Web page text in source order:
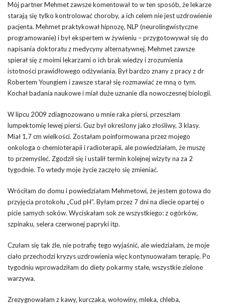
Mój partner Mehmet zawsze komentował to w ten sposób, że lekarze
starają się tylko kontrolować choroby, a ich celem nie jest uzdrowienie
pacjenta. Mehmet praktykował hipnozę, NLP (neurolingwistyczne
programowanie) i był ekspertem w żywieniu – przygotowywał się do
napisania doktoratu z medycyny alternatywnej. Mehmet zawsze
spierał się z moimi lekarzami o ich brak wiedzy i zrozumienia
istotności prawidłowego odżywiania. Był bardzo znany z pracy z dr
Robertem Youngiem i zawsze starał się rozmawiać ze mną o tym.
Kochał badania naukowe i miał duże uznanie dla nowoczesnej biologii.
W lipcu 2009 zdiagnozowano u mnie raka piersi, przeszłam
lumpektomię lewej piersi. Guz był określony jako złośliwy, 3 klasy.
Miał 1,7 cm wielkości. Zostałam poinformowana przez mojego
onkologa o chemioterapii i radioterapii, ale powiedziałam, że muszę
to przemyśleć. Zgodził się i ustalił termin kolejnej wizyty na za 2
tygodnie. To wtedy moje życie zaczęło się zmieniać.
Wróciłam do domu i powiedziałam Mehmetowi, że jestem gotowa do
przyjęcia protokołu „Cud pH”. Byłam przez 7 dni na diecie opartej o
picie samych soków. Wyciskałam sok ze wszystkiego: z ogórków,
szpinaku, selera czerwonej papryki itp.
Czułam się tak źle, nie potrafię tego wyjaśnić, ale wiedziałam, że moje
ciało przechodzi kryzys uzdrowienia więc kontynuowałam terapię. Po
tygodniu wprowadziłam do diety pokarmy stałe, wszystkie zielone
warzywa.
Zrezygnowałam z kawy, kurczaka, wołowiny, mleka, chleba,